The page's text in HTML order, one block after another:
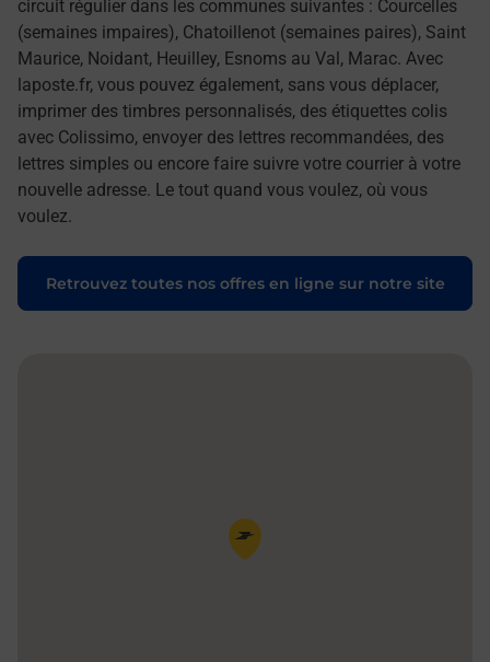
circuit régulier dans les communes suivantes : Courcelles
(semaines impaires), Chatoillenot (semaines paires), Saint
Maurice, Noidant, Heuilley, Esnoms au Val, Marac. Avec
laposte.fr, vous pouvez également, sans vous déplacer,
imprimer des timbres personnalisés, des étiquettes colis
avec Colissimo, envoyer des lettres recommandées, des
lettres simples ou encore faire suivre votre courrier à votre
nouvelle adresse. Le tout quand vous voulez, où vous
voulez.
Retrouvez toutes nos offres en ligne sur notre site
Pin de la carte